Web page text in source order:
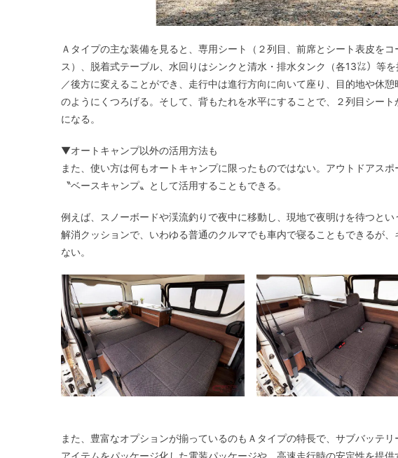
Ａタイプの主な装備を見ると、専用シート（２列目、前席とシート表皮を
ス）、脱着式テーブル、水回りはシンクと清水・排水タンク（各13㍑）等
／後方に変えることができ、走行中は進行方向に向いて座り、目的地や休
のようにくつろげる。そして、背もたれを水平にすることで、２列目シー
になる。
▼オートキャンプ以外の活用方法も
また、使い方は何もオートキャンプに限ったものではない。アウトドアス
〝ベースキャンプ〟として活用することもできる。
例えば、スノーボードや渓流釣りで夜中に移動し、現地で夜明けを待つと
解消クッションで、いわゆる普通のクルマでも車内で寝ることもできるが
ない。
また、豊富なオプションが揃っているのもＡタイプの特長で、サブバッテ
アイテムをパッケージ化した電装パッケージや、高速走行時の安定性を提